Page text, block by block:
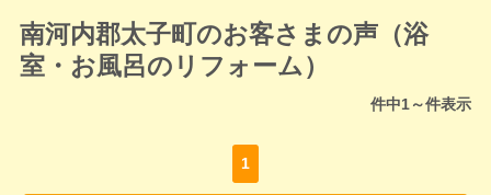
南河内郡太子町のお客さまの声（浴
室・お風呂のリフォーム）
件中1～件表示
1